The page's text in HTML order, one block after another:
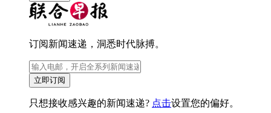
订阅新闻速递，洞悉时代脉搏。
立即订阅
只想接收感兴趣的新闻速递? 点击设置您的偏好。